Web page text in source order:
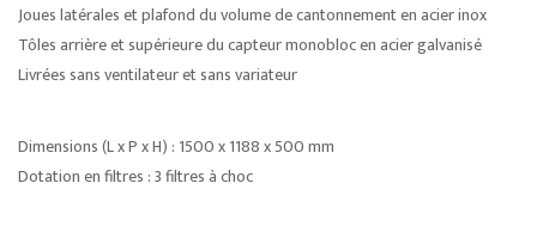
Joues latérales et plafond du volume de cantonnement en acier inox
Tôles arrière et supérieure du capteur monobloc en acier galvanisé
Livrées sans ventilateur et sans variateur
Dimensions (L x P x H) : 1500 x 1188 x 500 mm
Dotation en filtres : 3 filtres à choc